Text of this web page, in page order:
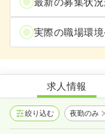
実際の職場環
求人情報
絞り込む 夜勤のみ